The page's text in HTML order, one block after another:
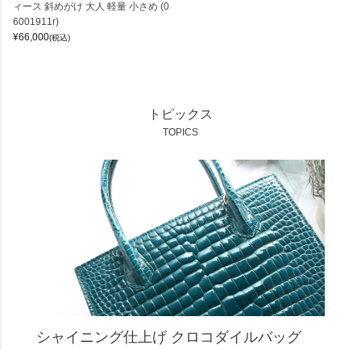
ィース 斜めがけ 大人 軽量 小さめ (0
6001911r)
¥66,000(税込)
トピックス
TOPICS
シャイニング仕上げ クロコダイルバッグ